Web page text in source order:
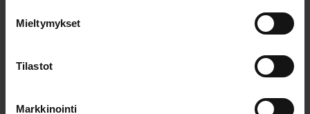
Mieltymykset
Tilastot
Markkinointi
1002357 Kurz Clip Partial Prosthesis, FlexiBAL